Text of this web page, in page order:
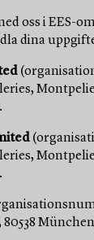
oss i EES-
dina